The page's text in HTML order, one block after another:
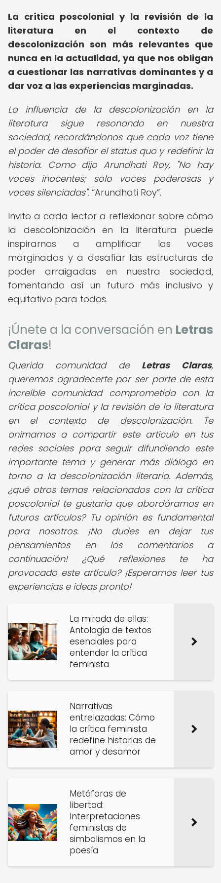
La crítica poscolonial y la revisión de la
literatura en el contexto de
descolonización son más relevantes que
nunca en la actualidad, ya que nos obligan
a cuestionar las narrativas dominantes y a
dar voz a las experiencias marginadas.
La influencia de la descolonización en la
literatura sigue resonando en nuestra
sociedad, recordándonos que cada voz tiene
el poder de desafiar el status quo y redefinir la
historia. Como dijo Arundhati Roy, "No hay
voces inocentes; solo voces poderosas y
voces silenciadas". Arundhati Roy .
Invito a cada lector a reflexionar sobre cómo
la descolonización en la literatura puede
inspirarnos a amplificar las voces
marginadas y a desafiar las estructuras de
poder arraigadas en nuestra sociedad,
fomentando así un futuro más inclusivo y
equitativo para todos.
¡Únete a la conversación en Letras
Claras!
Querida comunidad de Letras Claras,
queremos agradecerte por ser parte de esta
increíble comunidad comprometida con la
crítica poscolonial y la revisión de la literatura
en el contexto de descolonización. Te
animamos a compartir este artículo en tus
redes sociales para seguir difundiendo este
importante tema y generar más diálogo en
torno a la descolonización literaria. Además,
¿qué otros temas relacionados con la crítica
poscolonial te gustaría que abordáramos en
futuros artículos? Tu opinión es fundamental
para nosotros. ¡No dudes en dejar tus
pensamientos en los comentarios a
continuación! ¿Qué reflexiones te ha
provocado este artículo? ¡Esperamos leer tus
experiencias e ideas pronto!
La mirada de ellas:
Antología de textos
esenciales para
entender la crítica
feminista
Narrativas
entrelazadas: Cómo
la crítica feminista
redefine historias de
amor y desamor
Metáforas de
libertad:
Interpretaciones
feministas de
simbolismos en la
poesía